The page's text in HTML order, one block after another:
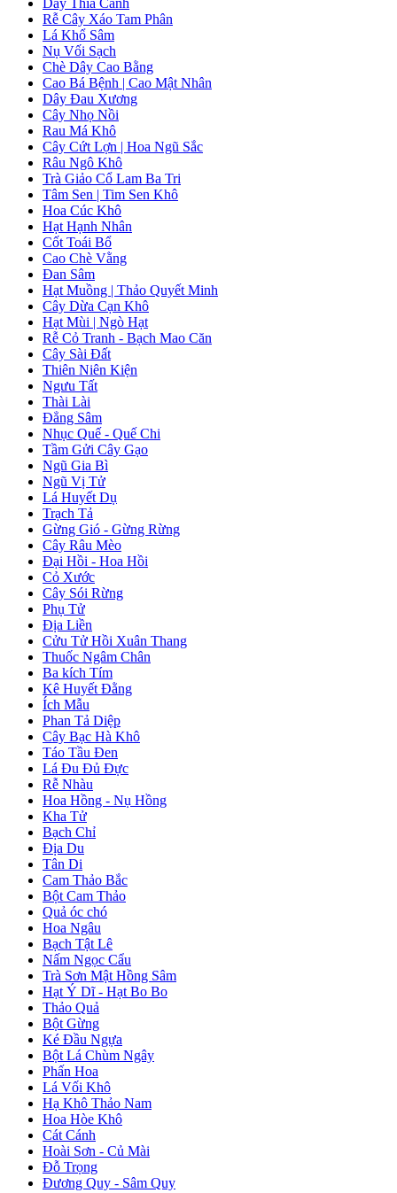
Dây Thìa Canh
Rễ Cây Xáo Tam Phân
Lá Khổ Sâm
Nụ Vối Sạch
Chè Dây Cao Bằng
Cao Bá Bệnh | Cao Mật Nhân
Dây Đau Xương
Cây Nhọ Nồi
Rau Má Khô
Cây Cứt Lợn | Hoa Ngũ Sắc
Râu Ngô Khô
Trà Giảo Cổ Lam Ba Tri
Tâm Sen | Tim Sen Khô
Hoa Cúc Khô
Hạt Hạnh Nhân
Cốt Toái Bổ
Cao Chè Vằng
Đan Sâm
Hạt Muồng | Thảo Quyết Minh
Cây Dừa Cạn Khô
Hạt Mùi | Ngò Hạt
Rễ Cỏ Tranh - Bạch Mao Căn
Cây Sài Đất
Thiên Niên Kiện
Ngưu Tất
Thài Lài
Đẳng Sâm
Nhục Quế - Quế Chi
Tầm Gửi Cây Gạo
Ngũ Gia Bì
Ngũ Vị Tử
Lá Huyết Dụ
Trạch Tả
Gừng Gió - Gừng Rừng
Cây Râu Mèo
Đại Hồi - Hoa Hồi
Cỏ Xước
Cây Sói Rừng
Phụ Tử
Địa Liền
Cửu Tử Hồi Xuân Thang
Thuốc Ngâm Chân
Ba kích Tím
Kê Huyết Đằng
Ích Mẫu
Phan Tả Diệp
Cây Bạc Hà Khô
Táo Tầu Đen
Lá Đu Đủ Đực
Rễ Nhàu
Hoa Hồng - Nụ Hồng
Kha Tử
Bạch Chỉ
Địa Du
Tân Di
Cam Thảo Bắc
Bột Cam Thảo
Quả óc chó
Hoa Ngâu
Bạch Tật Lê
Nấm Ngọc Cẩu
Trà Sơn Mật Hồng Sâm
Hạt Ý Dĩ - Hạt Bo Bo
Thảo Quả
Bột Gừng
Ké Đầu Ngựa
Bột Lá Chùm Ngây
Phấn Hoa
Lá Vối Khô
Hạ Khô Thảo Nam
Hoa Hòe Khô
Cát Cánh
Hoài Sơn - Củ Mài
Đỗ Trọng
Đương Quy - Sâm Quy